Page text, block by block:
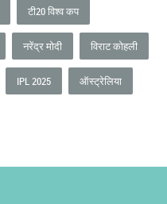
टी20 विश्व कप
नरेंद्र मोदी विराट कोहली
IPL 2025 ऑस्ट्रेलिया